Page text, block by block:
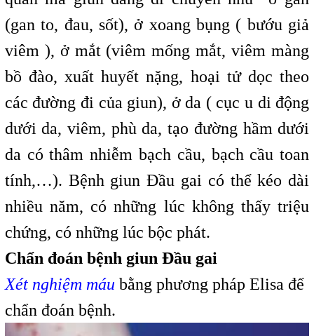
(gan to, đau, sốt), ở xoang bụng ( bướu giả
viêm ), ở mắt (viêm mống mắt, viêm màng
bồ đào, xuất huyết nặng, hoại tử dọc theo
các đường đi của giun), ở da ( cục u di động
dưới da, viêm, phù da, tạo đường hầm dưới
da có thâm nhiễm bạch cầu, bạch cầu toan
tính,…). Bệnh giun Đầu gai có thể kéo dài
nhiều năm, có những lúc không thấy triệu
chứng, có những lúc bộc phát.
Chẩn đoán bệnh giun Đầu gai
Xét nghiệm máu bằng phương pháp Elisa để
chẩn đoán bệnh.